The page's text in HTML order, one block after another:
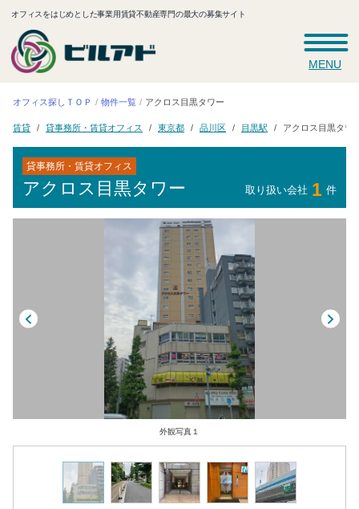
オフィスをはじめとした事業用賃貸不動産専門の最大の募集サイト
MENU
オフィス探しＴＯＰ 物件一覧 アクロス目黒タワー
賃貸 貸事務所・賃貸オフィス 東京都 品川区 目黒駅 アクロス目黒タワ
貸事務所・賃貸オフィス
アクロス目黒タワー 取り扱い会社 1 件
外観写真１